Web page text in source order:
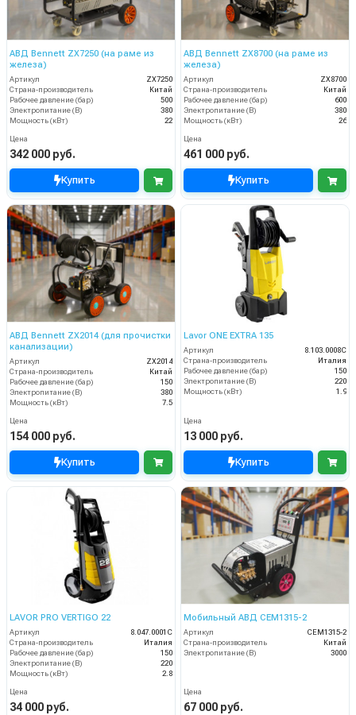
АВД Bennett ZX7250 (на раме из
железа)
Артикул
ZX7250
Страна-производитель
Китай
Рабочее давление (бар)
500
Электропитание (В)
380
Мощность (кВт)
22
Цена
342 000 руб.
Купить
АВД Bennett ZX8700 (на раме из
железа)
Артикул
ZX8700
Страна-производитель
Китай
Рабочее давление (бар)
600
Электропитание (В)
380
Мощность (кВт)
26
Цена
461 000 руб.
Купить
АВД Bennett ZX2014 (для прочистки
канализации)
Артикул
ZX2014
Страна-производитель
Китай
Рабочее давление (бар)
150
Электропитание (В)
380
Мощность (кВт)
7.5
Цена
154 000 руб.
Купить
Lavor ONE EXTRA 135
Артикул
8.103.0008C
Страна-производитель
Италия
Рабочее давление (бар)
150
Электропитание (В)
220
Мощность (кВт)
1.9
Цена
13 000 руб.
Купить
LAVOR PRO VERTIGO 22
Артикул
8.047.0001C
Страна-производитель
Италия
Рабочее давление (бар)
150
Электропитание (В)
220
Мощность (кВт)
2.8
Цена
34 000 руб.
Мобильный АВД CEM1315-2
Артикул
CEM1315-2
Страна-производитель
Китай
Электропитание (В)
3000
Цена
67 000 руб.